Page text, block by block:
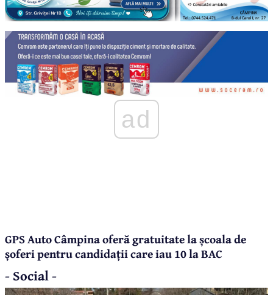
ad
GPS Auto Câmpina oferă gratuitate la școala de
șoferi pentru candidații care iau 10 la BAC
- Social -